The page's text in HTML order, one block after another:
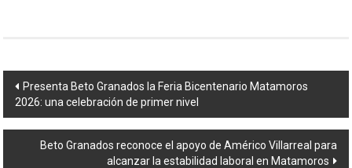
Navegación
de
entrada
Presenta Beto Granados la Feria Bicentenario Matamoros
2026: una celebración de primer nivel
Beto Granados reconoce el apoyo de Américo Villarreal para
alcanzar la estabilidad laboral en Matamoros